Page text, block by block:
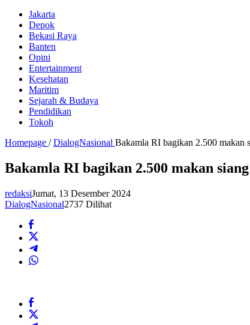
Jakarta
Depok
Bekasi Raya
Banten
Opini
Entertainment
Kesehatan
Maritim
Sejarah & Budaya
Pendidikan
Tokoh
Homepage / DialogNasional Bakamla RI bagikan 2.500 makan
Bakamla RI bagikan 2.500 makan
redaksiJumat, 13 Desember 2024
DialogNasional2737 Dilihat